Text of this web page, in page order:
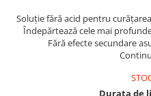
Soluție fără acid pentru
Îndepărtează cele mai
Fără efecte secundare